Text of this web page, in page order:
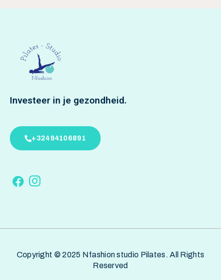
Investeer in je gezondheid.
+32494106891
Copyright © 2025 Nfashion studio Pilates. All Rights
Reserved